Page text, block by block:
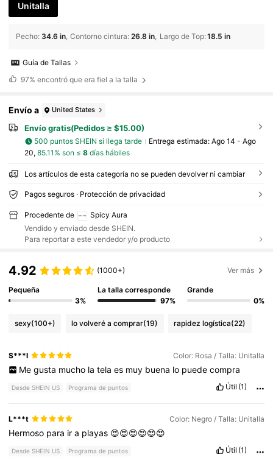
Unitalla
Pecho: 34.6 in Contorno cintura: 26.8 in Largo de Top:18.5 in
Guía de Tallas
97% encontró que era fiel a la talla
Envío a United States
Envío gratis(Pedidos ≥ $15.00)
500 puntos SHEIN si llega tarde Entrega estimada: Ago 14 - Ago
20, 85.11% son ≤ 8días hábiles
Los artículos de esta categoría no se pueden devolver ni cambiar
Pagos seguros · Protección de privacidad
Procedente de
Spicy Aura
Vendido y enviado desde SHEIN.
Para reportar a este vendedor y/o producto
4.92 (1000+) Ver más
Pequeña
3%
La talla corresponde
97%
Grande
0%
sexy(100+) lo volveré a comprar(19) rapidez logística(22)
S***l Color: Rosa / Talla: Unitalla
Me gusta mucho la tela es muy buena lo puede compra
Desde SHEIN US Programa de puntos Útil (1)
L***t Color: Negro / Talla: Unitalla
Hermoso para ira playas 😍😍😍😍😍😍
Desde SHEIN US Programa de puntos Útil (1)